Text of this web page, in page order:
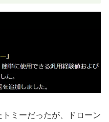
ミーだったが、ドローン